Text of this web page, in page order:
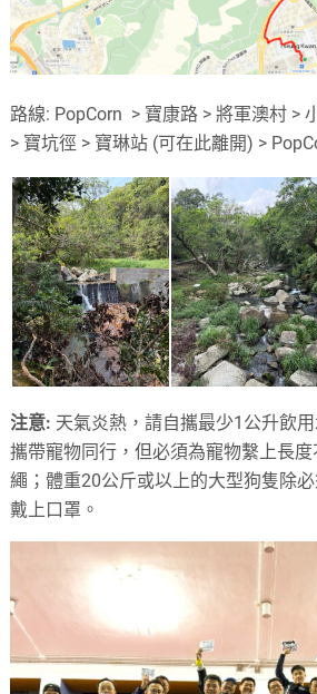
路線: PopCorn > 寶康路 > 將軍澳村 >
> 寶坑徑 > 寶琳站 (可在此離開) >
注意: 天氣炎熱，請自攜最少1公升飲
攜帶寵物同行，但必須為寵物繫上長度
繩；體重20公斤或以上的大型狗隻除
戴上口罩 。